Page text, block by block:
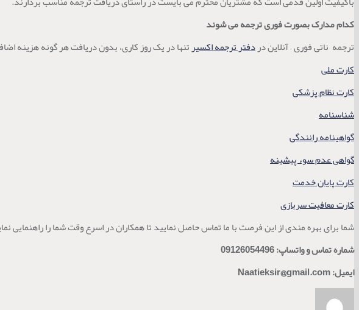
کدام مدارک بصورت فوری ترجمه می شوند
ترجمه ناتی فوری – آنلاین دردفتر ترجمه اکسیرتنها در یک روز کاری، بدون دریافت هر گونه هزینه
کارت ملی
کارت نظام پزشکی
شناسنامه
گواهینامه رانندگی
گواهی عدم سوء پیشینه
کارت پایان خدمت
کارت معافیت سربازی
شما برای بهره مندی از این فرصت با ما تماس حاصل نمایید تا همکاران در اسرع وقت شما را راهنمایی
شماره تماس و واتساپ: 09126054496
ایمیل:Naatieksir@gmail.com